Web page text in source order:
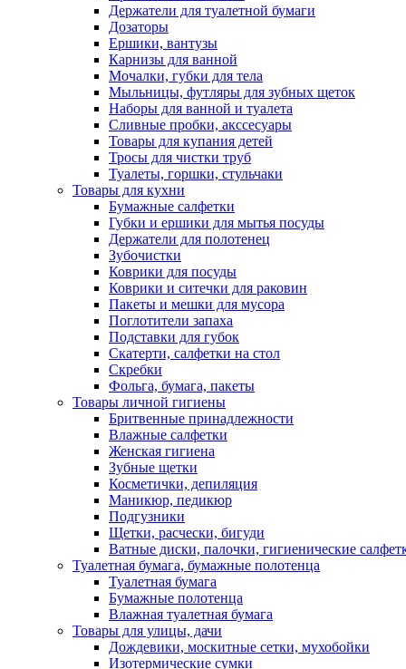
Держатели для туалетной бумаги
Дозаторы
Ершики, вантузы
Карнизы для ванной
Мочалки, губки для тела
Мыльницы, футляры для зубных щеток
Наборы для ванной и туалета
Сливные пробки, акссесуары
Товары для купания детей
Тросы для чистки труб
Туалеты, горшки, стульчаки
Товары для кухни
Бумажные салфетки
Губки и ершики для мытья посуды
Держатели для полотенец
Зубочистки
Коврики для посуды
Коврики и ситечки для раковин
Пакеты и мешки для мусора
Поглотители запаха
Подставки для губок
Скатерти, салфетки на стол
Скребки
Фольга, бумага, пакеты
Товары личной гигиены
Бритвенные принадлежности
Влажные салфетки
Женская гигиена
Зубные щетки
Косметички, депиляция
Маникюр, педикюр
Подгузники
Щетки, расчески, бигуди
Ватные диски, палочки, гигиенические
Туалетная бумага, бумажные полотенца
Туалетная бумага
Бумажные полотенца
Влажная туалетная бумага
Товары для улицы, дачи
Дождевики, москитные сетки, мухобойки
Изотермические сумки